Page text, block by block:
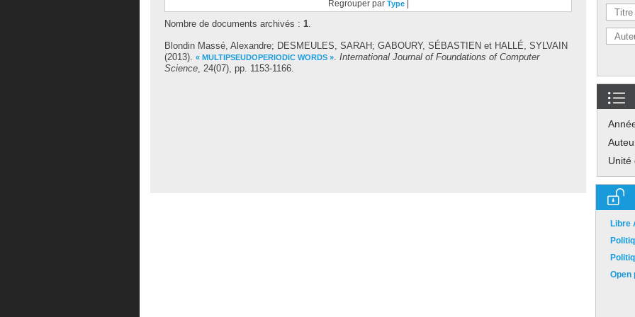
Regrouper par Type
Nombre de documents archivés : 1.
Blondin Massé, Alexandre; DESMEULES, SARAH ; GABOURY, SÉBASTIEN et HALLÉ, SYLVAIN
(2013). « MULTIPSEUDOPERIODIC WORDS ». International Journal of Foundations of Computer
Science, 24(07), pp. 1153-1166.
Unité
Libre
Open